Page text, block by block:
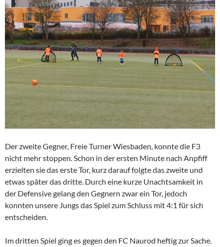
Der zweite Gegner, Freie Turner Wiesbaden, konnte die F3
nicht mehr stoppen. Schon in der ersten Minute nach Anpfiff
erzielten sie das erste Tor, kurz darauf folgte das zweite und
etwas später das dritte. Durch eine kurze Unachtsamkeit in
der Defensive gelang den Gegnern zwar ein Tor, jedoch
konnten unsere Jungs das Spiel zum Schluss mit 4:1 für sich
entscheiden.
Im dritten Spiel ging es gegen den FC Naurod heftig zur Sache.